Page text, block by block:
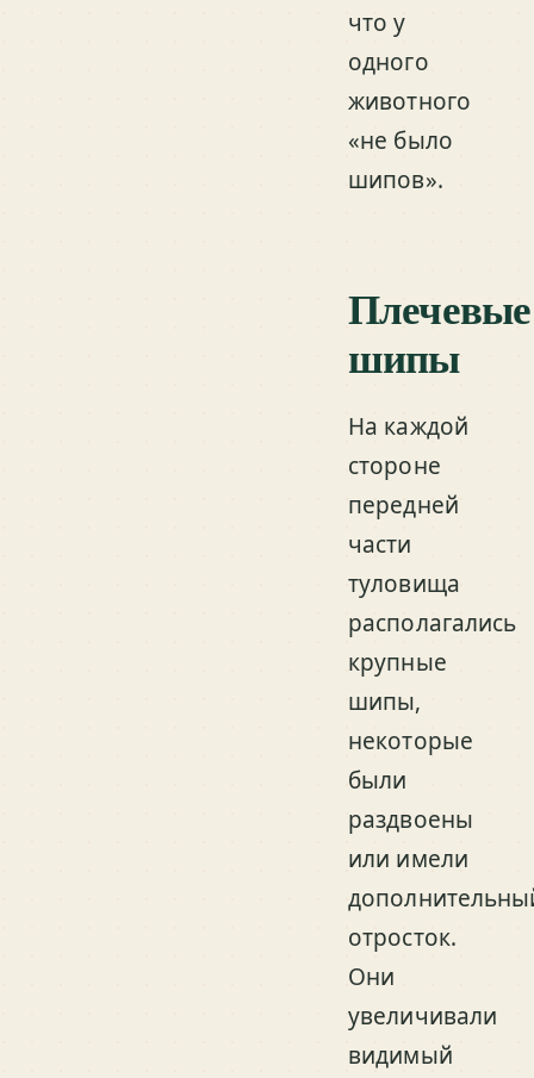
что у
одного
животного
«не было
шипов».
Плечевые
шипы
На каждой
стороне
передней
части
туловища
располагались
крупные
шипы,
некоторые
были
раздвоены
или имели
отросток.
Они
увеличивали
видимый